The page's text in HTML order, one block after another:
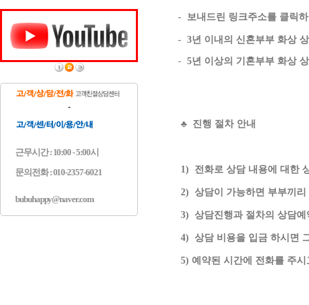
근무시간 : 10:00 - 5:00시
문의전화 : 010-2357-6021
bubuhappy@naver.com
- 보내드린 링크주소를 클릭
- 3년 이내의 신혼부부 화상
- 5년 이상의 기혼부부 화상
♣ 진행 절차 안내
1) 전화로 상담 내용에 대한
2) 상담이 가능하면 부부끼리
3) 상담진행과 절차의 상담예
4) 상담 비용을 입금 하시면
5) 예약된 시간에 전화를 주시